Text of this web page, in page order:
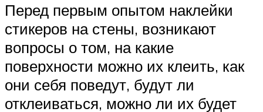
Перед первым опытом наклейки
стикеров на стены, возникают
вопросы о том, на какие
поверхности можно их клеить, как
они себя поведут, будут ли
отклеиваться, можно ли их будет